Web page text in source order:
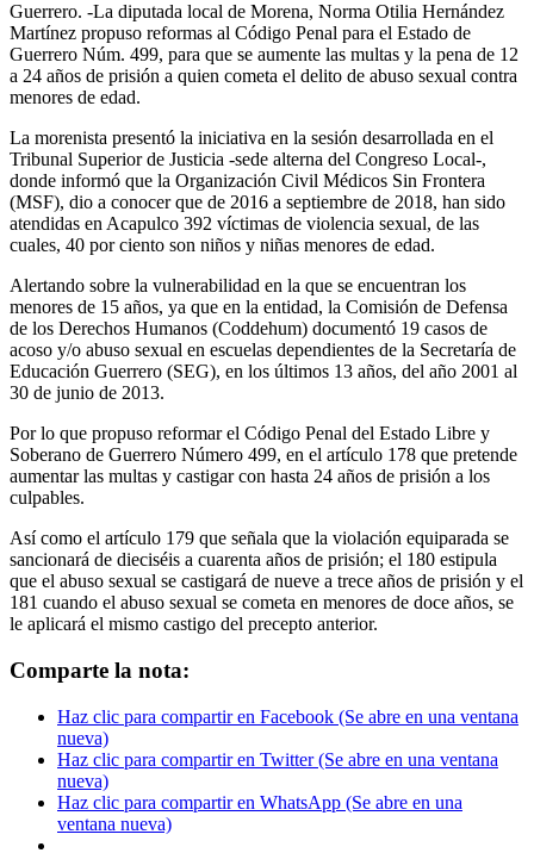
Guerrero. -La diputada local de Morena, Norma Otilia Hernández
Martínez propuso reformas al Código Penal para el Estado de
Guerrero Núm. 499, para que se aumente las multas y la pena de 12
a 24 años de prisión a quien cometa el delito de abuso sexual contra
menores de edad.
La morenista presentó la iniciativa en la sesión desarrollada en el
Tribunal Superior de Justicia -sede alterna del Congreso Local-,
donde informó que la Organización Civil Médicos Sin Frontera
(MSF), dio a conocer que de 2016 a septiembre de 2018, han sido
atendidas en Acapulco 392 víctimas de violencia sexual, de las
cuales, 40 por ciento son niños y niñas menores de edad.
Alertando sobre la vulnerabilidad en la que se encuentran los
menores de 15 años, ya que en la entidad, la Comisión de Defensa
de los Derechos Humanos (Coddehum) documentó 19 casos de
acoso y/o abuso sexual en escuelas dependientes de la Secretaría de
Educación Guerrero (SEG), en los últimos 13 años, del año 2001 al
30 de junio de 2013.
Por lo que propuso reformar el Código Penal del Estado Libre y
Soberano de Guerrero Número 499, en el artículo 178 que pretende
aumentar las multas y castigar con hasta 24 años de prisión a los
culpables.
Así como el artículo 179 que señala que la violación equiparada se
sancionará de dieciséis a cuarenta años de prisión; el 180 estipula
que el abuso sexual se castigará de nueve a trece años de prisión y el
181 cuando el abuso sexual se cometa en menores de doce años, se
le aplicará el mismo castigo del precepto anterior.
Comparte la nota:
Haz clic para compartir en Facebook (Se abre en una ventana
nueva)
Haz clic para compartir en Twitter (Se abre en una ventana
nueva)
Haz clic para compartir en WhatsApp (Se abre en una
ventana nueva)